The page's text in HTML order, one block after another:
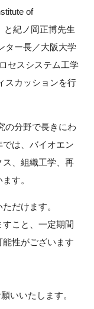
of
と紀ノ岡正博先生
ター長／大阪大学
セスシステム工学
スカッションを行
の分野で長きにわ
は、バイオエン
、組織工学、再
す。
だけます。
こと、一定期間
性がございます
いいたします。